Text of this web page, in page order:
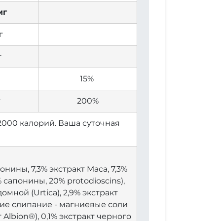
15%
200%
калорий. Ваша суточная
7,3% экстракт Maca, 7,3%
сапонины, 20% protodioscins),
(Urtica), 2,9% экстракт
слипание - магниевые соли
0,1% экстракт черного